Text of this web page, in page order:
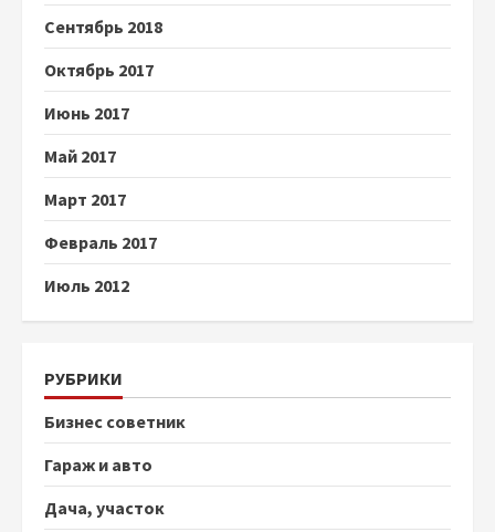
Сентябрь 2018
Октябрь 2017
Июнь 2017
Май 2017
Март 2017
Февраль 2017
Июль 2012
РУБРИКИ
Бизнес советник
Гараж и авто
Дача, участок